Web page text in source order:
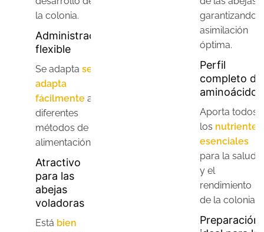
la colonia.
Administración
flexible
Se adapta se
adapta
fácilmente a
diferentes
métodos de
alimentación.
Atractivo
para las
abejas
voladoras
Está bien
garantizando
asimilación
óptima.
Perfil
completo de
aminoácidos
Aporta todos
los nutrientes
esenciales
para la salud
y el
rendimiento
de la colonia.
Preparación